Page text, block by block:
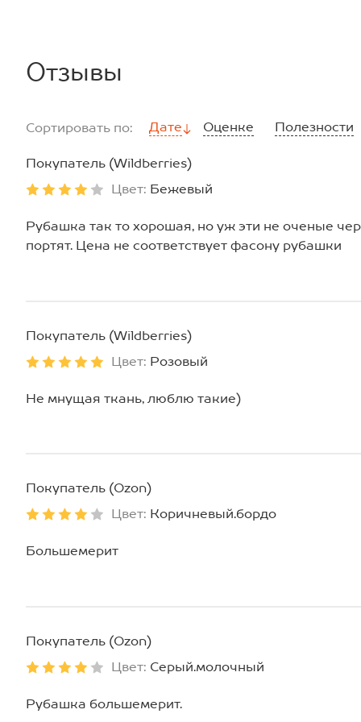
Отзывы
Сортировать по: Дате Оценке Полезности
Покупатель (Wildberries)
Цвет: Бежевый
Рубашка так то хорошая, но уж эти не оченые
портят. Цена не соответствует фасону рубашки
Покупатель (Wildberries)
Цвет: Розовый
Не мнущая ткань, люблю такие)
Покупатель (Ozon)
Цвет: Коричневый.бордо
Большемерит
Покупатель (Ozon)
Цвет: Серый.молочный
Рубашка большемерит.